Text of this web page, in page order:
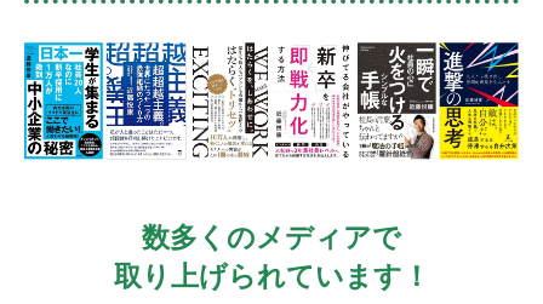
数多くのメディアで
取り上げられています！